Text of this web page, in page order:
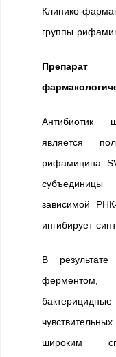
Клинико-
группы
Антибиотик
является
рифамицина
зависимой
ингибирует
В
широким